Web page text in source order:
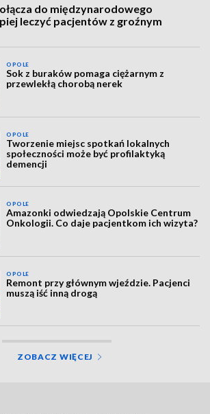
do międzynarodowego
leczyć pacjentów z groźnym
OPOLE
Sok z buraków pomaga ciężarnym z
przewlekłą chorobą nerek
OPOLE
Tworzenie miejsc spotkań lokalnych
społeczności może być profilaktyką
demencji
OPOLE
Amazonki odwiedzają Opolskie Centrum
Onkologii. Co daje pacjentkom ich wizyta?
OPOLE
Remont przy głównym wjeździe. Pacjenci
muszą iść inną drogą
ZOBACZ WIĘCEJ